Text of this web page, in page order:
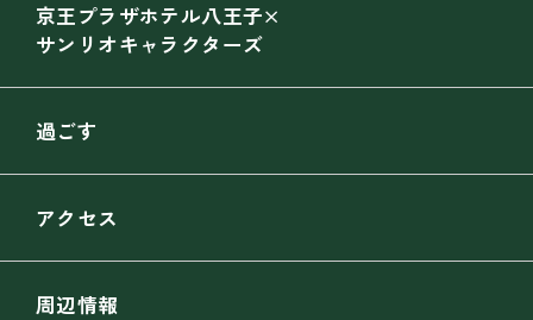
京王プラザホテル八王子×
サンリオキャラクターズ
過ごす
アクセス
周辺情報